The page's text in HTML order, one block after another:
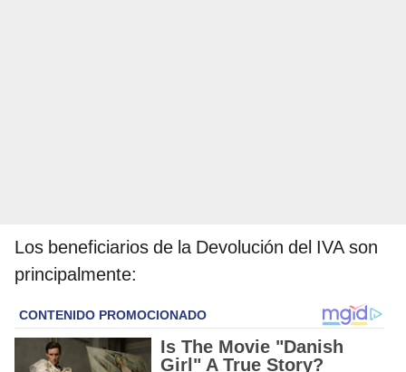
Los beneficiarios de la Devolución del IVA son
principalmente: